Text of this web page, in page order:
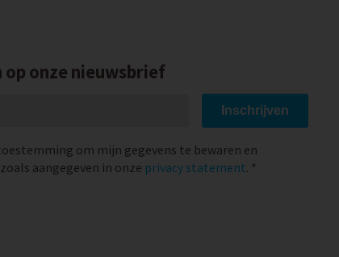
op onze nieuwsbrief
Inschrijven
om mijn gegevens te bewaren en
aangegeven in onze privacy statement. *